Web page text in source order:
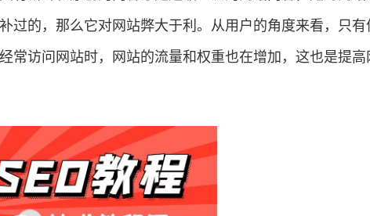
过的，那么它对网站弊大于利。从用户的角度来看，只有
常访问网站时，网站的流量和权重也在增加，这也是提高